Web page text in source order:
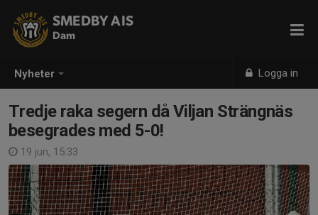
Nyheter Logga in
SMEDBY AIS
Dam
Tredje raka segern då Viljan Strängnäs
besegrades med 5-0!
19 jun, 15:33